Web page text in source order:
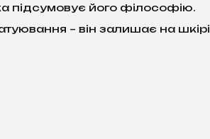
підсумовує його філософію.
– він залишає на шкірі